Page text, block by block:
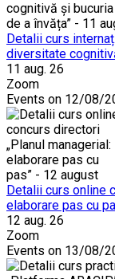
Detalii curs
diversitate
11 aug. 26
Zoom
Events on 12/08/
Detalii curs online
elaborare pas cu
12 aug. 26
Zoom
Events on 13/08/